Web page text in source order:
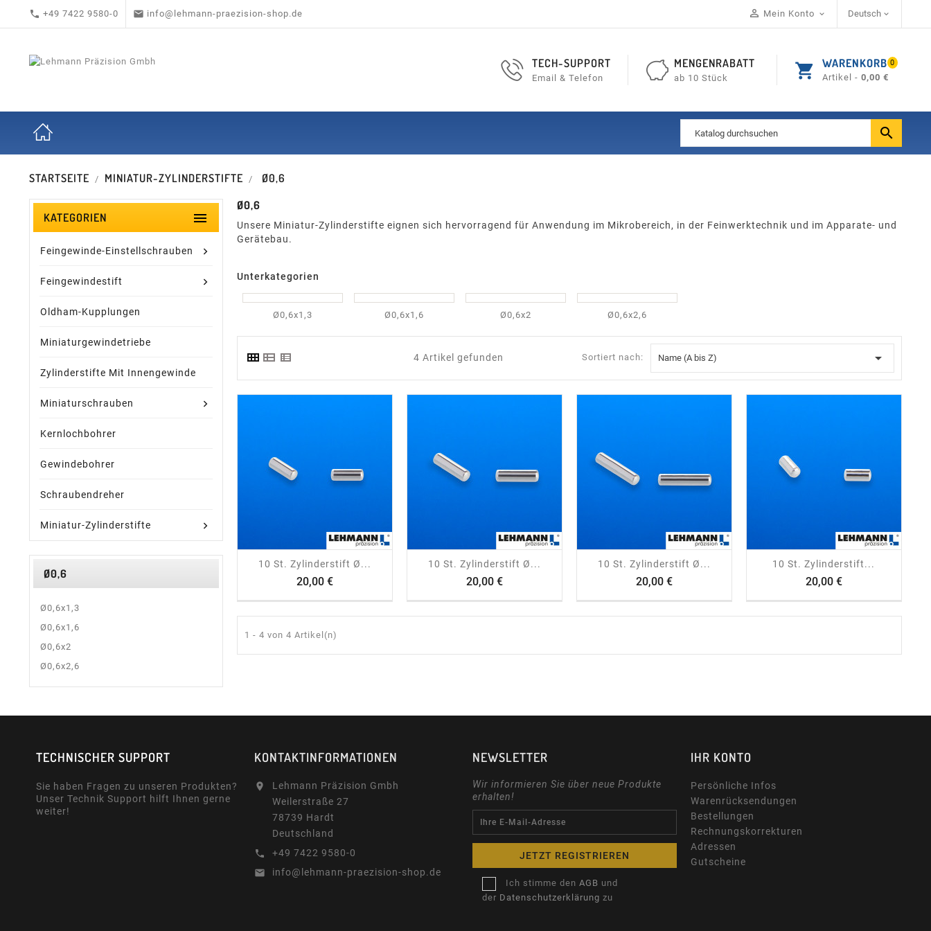
 +49 7422 9580-0  info@lehmann-praezision-shop.de Deutsch 
 Mein Konto 
shopping_cart WARENKORB 0
Artikel - 0,00 €
TECH-SUPPORT
Email & Telefon
MENGENRABATT
ab 10 Stück

STARTSEITE MINIATUR-ZYLINDERSTIFTE Ø0,6
KATEGORIEN 
Feingewinde-Einstellschrauben
Feingewindestift
Oldham-Kupplungen
Miniaturgewindetriebe
Zylinderstifte Mit Innengewinde
Miniaturschrauben
Kernlochbohrer
Gewindebohrer
Schraubendreher
Miniatur-Zylinderstifte
Ø0,6
Ø0,6x1,3
Ø0,6x1,6
Ø0,6x2
Ø0,6x2,6
Ø0,6
Unsere Miniatur-Zylinderstifte eignen sich hervorragend für Anwendung im Mikrobereich, in der Feinwerktechnik und im Apparate- und
Gerätebau.
Unterkategorien
Ø0,6x1,3 Ø0,6x1,6 Ø0,6x2 Ø0,6x2,6
4 Artikel gefunden Sortiert nach: Name (A bis Z) 
shopping_cart
visibility
10 St. Zylinderstift Ø...
20,00 €Preis
shopping_cart
visibility
10 St. Zylinderstift Ø...
20,00 €Preis
shopping_cart
visibility
10 St. Zylinderstift Ø...
20,00 €Preis
shopping_cart
visibility
10 St. Zylinderstift...
20,00 €Preis
1 - 4 von 4 Artikel(n)
TECHNISCHER SUPPORT
Sie haben Fragen zu unseren Produkten?
Unser Technik Support hilft Ihnen gerne
weiter!
KONTAKTINFORMATIONEN

Lehmann Präzision Gmbh
Weilerstraße 27
78739 Hardt
Deutschland

+49 7422 9580-0

info@lehmann-praezision-shop.de
NEWSLETTER
Wir informieren Sie über neue Produkte
erhalten!
Ich stimme den AGB und
der Datenschutzerklärung zu
IHR KONTO
Persönliche Infos
Warenrücksendungen
Bestellungen
Rechnungskorrekturen
Adressen
Gutscheine